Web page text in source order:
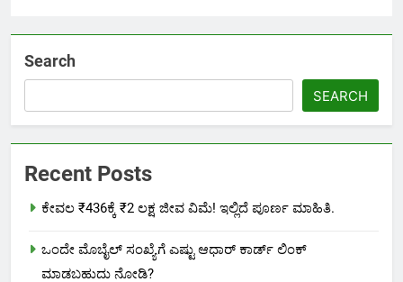
Search
SEARCH
Recent Posts
ಕೇವಲ ₹436ಕ್ಕೆ ₹2 ಲಕ್ಷ ಜೀವ ವಿಮೆ! ಇಲ್ಲಿದೆ ಪೂರ್ಣ ಮಾಹಿತಿ.
ಒಂದೇ ಮೊಬೈಲ್ ಸಂಖ್ಯೆಗೆ ಎಷ್ಟು ಆಧಾರ್ ಕಾರ್ಡ್ ಲಿಂಕ್
ಮಾಡಬಹುದು ನೋಡಿ?